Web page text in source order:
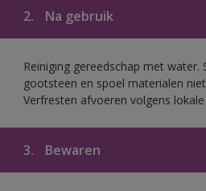
2. Na gebruik
Reiniging gereedschap met
gootsteen en spoel materialen
Verfresten afvoeren volgens
3. Bewaren